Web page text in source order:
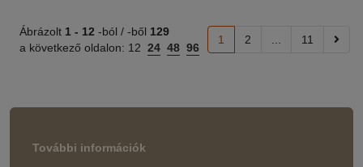
Ábrázolt 1 - 12 -ból / -ből 129
a következő oldalon: 12 24 48 96
1 2 11
További információk